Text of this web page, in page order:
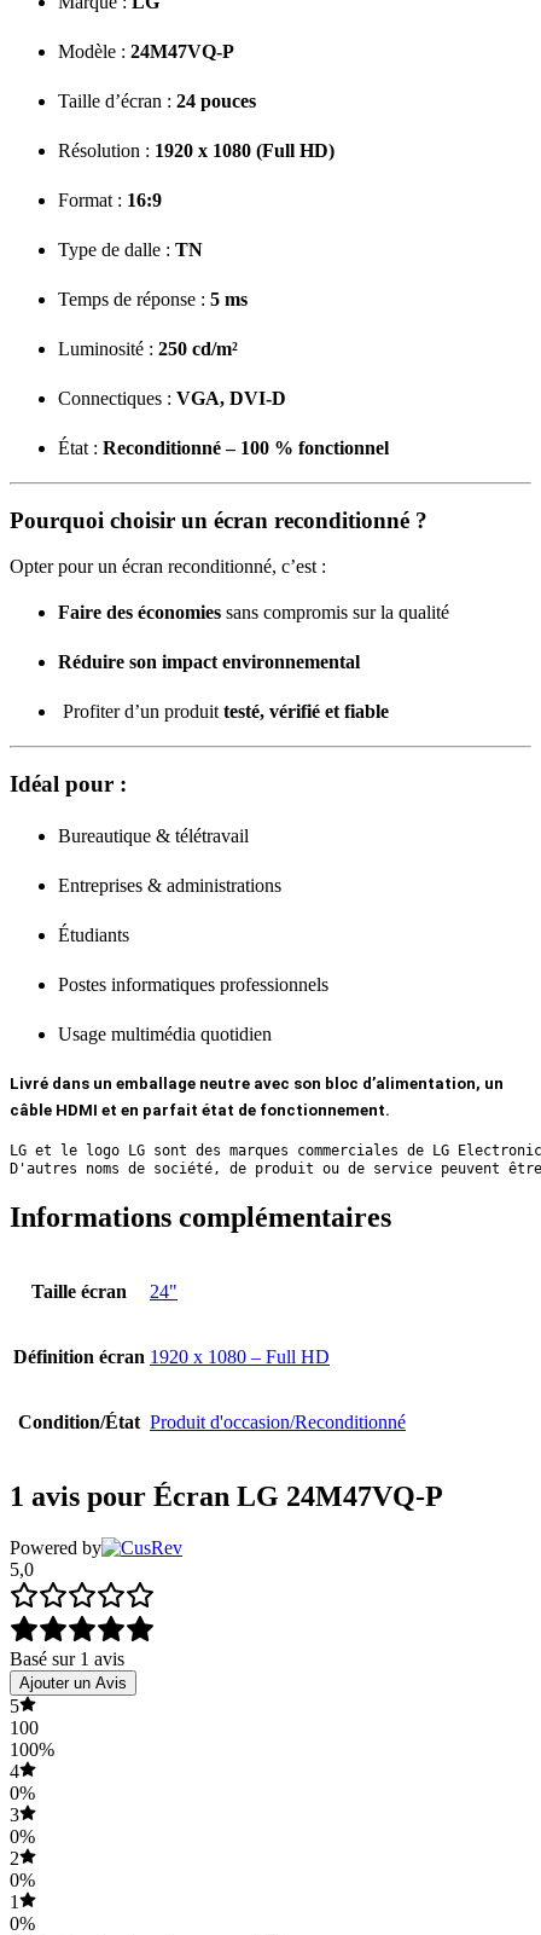
Modèle : 24M47VQ-P
Taille d’écran : 24 pouces
Résolution : 1920 x 1080 (Full HD)
Format : 16:9
Type de dalle : TN
Temps de réponse : 5 ms
Luminosité : 250 cd/m²
Connectiques : VGA, DVI-D
État : Reconditionné – 100 % fonctionnel
Pourquoi choisir un écran reconditionné ?
Opter pour un écran reconditionné, c’est :
Faire des économies sans compromis sur la qualité
Réduire son impact environnemental
Profiter d’un produittesté, vérifié et fiable
Idéal pour :
Bureautique & télétravail
Entreprises & administrations
Étudiants
Postes informatiques professionnels
Usage multimédia quotidien
Livré dans un emballage neutre avec son bloc d’alimentation, un
câble HDMI et en parfait état de fonctionnement.
D'autres noms de société, de produit ou de service peuvent
Informations complémentaires
Taille écran 24"
Définition écran 1920 x 1080 – Full HD
Condition/État Produit d'occasion/Reconditionné
1 avis pour Écran LG 24M47VQ-P
Powered by
5,0
Basé sur 1 avis
Ajouter un Avis
5
100
100%
4
0%
3
0%
2
0%
1
0%